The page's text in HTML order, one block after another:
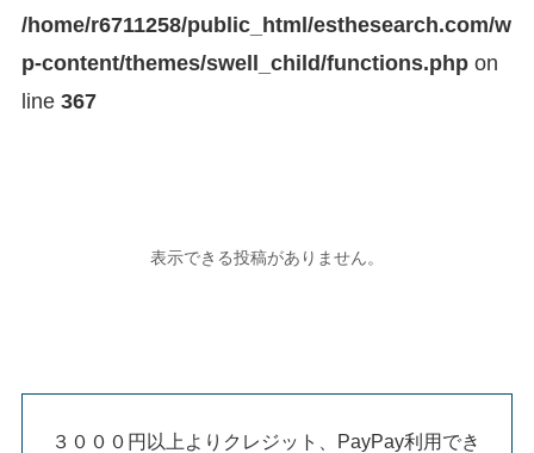
/home/r6711258/public_html/esthesearch.com/w
p-content/themes/swell_child/functions.phpon
line 367
３０００円以上よりクレジット、PayPay利用でき